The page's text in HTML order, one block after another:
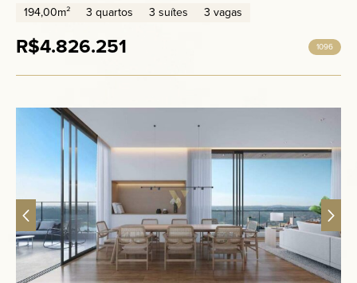
194,00m² 3 quartos 3 suítes 3 vagas
R$4.826.251 1096